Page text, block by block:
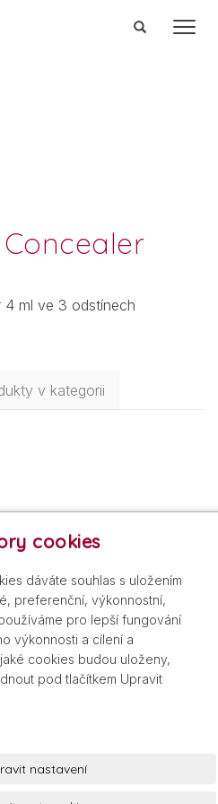
ml ve 3 odstínech
v kategorii
krytí zejména barevných
kruhy pod očima. S
a vrstvitelnou texturou a
a hydratuje pleť
diamantovým
upu pro lehký, přirozený
aplikujte na make-up.
cookies
dáváte souhlas s uložením
preferenční, výkonnostní,
pro lepší fungování
výkonnosti a cílení a
cookies budou uloženy,
pod tlačítkem Upravit
nastavení